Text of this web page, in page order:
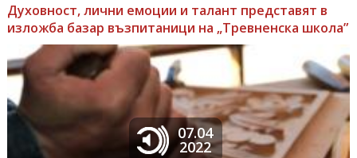
Духовност, лични емоции и талант представят в
изложба базар възпитаници на „Тревненска школа”
07.04
2022